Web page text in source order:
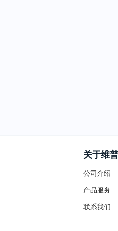
关于维普
公司介绍
产品服务
联系我们